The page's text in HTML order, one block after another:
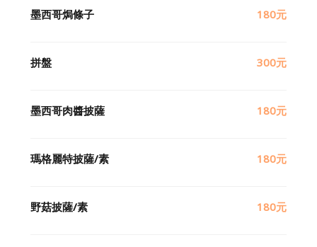
墨西哥焗條子 180元
拼盤 300元
墨西哥肉醬披薩 180元
瑪格麗特披薩/素 180元
野菇披薩/素 180元